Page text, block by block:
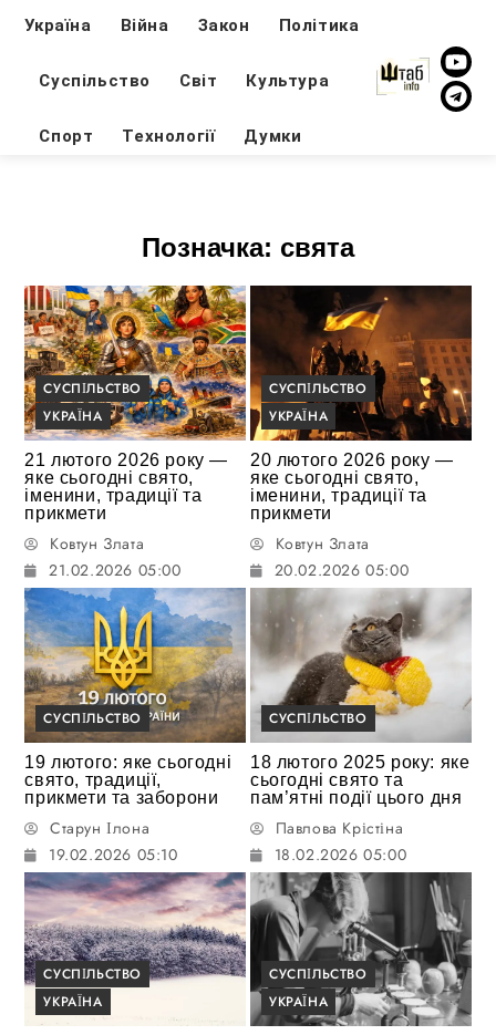
Україна Війна Закон Політика
Суспільство Світ Культура
Спорт Технології Думки
Позначка: свята
СУСПІЛЬСТВО
УКРАЇНА
21 лютого 2026 року —
яке сьогодні свято,
іменини, традиції та
прикмети
Ковтун Злата
21.02.2026 05:00
СУСПІЛЬСТВО
УКРАЇНА
20 лютого 2026 року —
яке сьогодні свято,
іменини, традиції та
прикмети
Ковтун Злата
20.02.2026 05:00
СУСПІЛЬСТВО
19 лютого: яке сьогодні
свято, традиції,
прикмети та заборони
Старун Ілона
19.02.2026 05:10
СУСПІЛЬСТВО
18 лютого 2025 року: яке
сьогодні свято та
пам’ятні події цього дня
Павлова Крістіна
18.02.2026 05:00
СУСПІЛЬСТВО
УКРАЇНА
СУСПІЛЬСТВО
УКРАЇНА